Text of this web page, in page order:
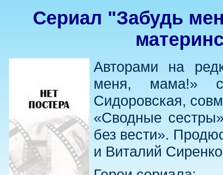
Сериал "Забудь
Авторами на
меня, мама!»
Сидоровская,
«Сводные
без вести».
и Виталий